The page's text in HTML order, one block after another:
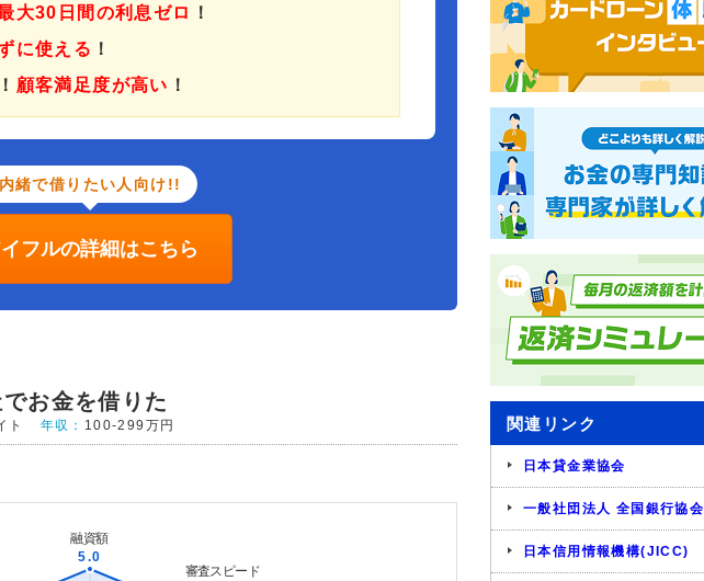
大30日間の利息ゼロ
！
に使える ！
顧客満足度が高い ！
内緒で借りたい人向け!!
フルの詳細はこちら
お金を借りた
ト 年収： 100-299万円 関連リンク
日本貸金業協会
一般社団法人 全国銀行協会
日本信用情報機構(JICC)